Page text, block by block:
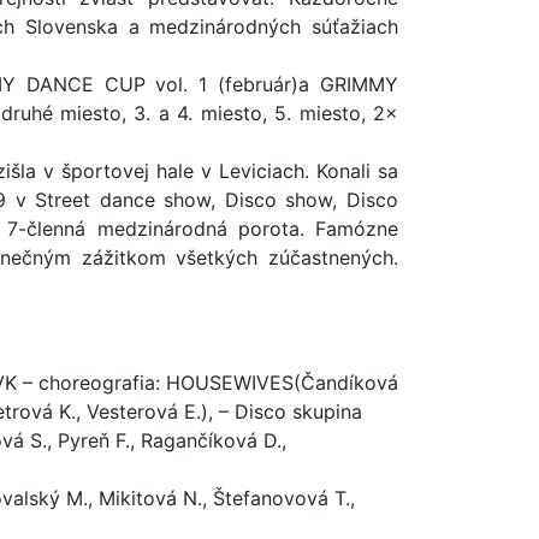
Slovenska a medzinárodných súťažiach
DANCE CUP vol. 1 (február)a GRIMMY
miesto, 3. a 4. miesto, 5. miesto, 2×
v športovej hale v Leviciach. Konali sa
v Street dance show, Disco show, Disco
členná medzinárodná porota. Famózne
zážitkom všetkých zúčastnených.
– choreografia: HOUSEWIVES(Čan­díková
K., Vesterová E.), – Disco skupina
S., Pyreň F., Ragančíková D.,
M., Mikitová N., Štefanovová T.,